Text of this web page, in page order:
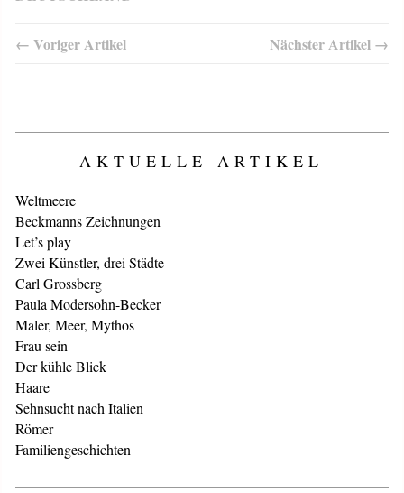
← Voriger Artikel Nächster Artikel →
AKTUELLE ARTIKEL
Weltmeere
Beckmanns Zeichnungen
Let’s play
Zwei Künstler, drei Städte
Carl Grossberg
Paula Modersohn-Becker
Maler, Meer, Mythos
Frau sein
Der kühle Blick
Haare
Sehnsucht nach Italien
Römer
Familiengeschichten